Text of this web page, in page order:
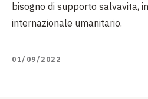
bisogno di supporto salvavita,
internazionale umanitario.
01/09/2022